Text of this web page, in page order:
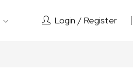
Login Register